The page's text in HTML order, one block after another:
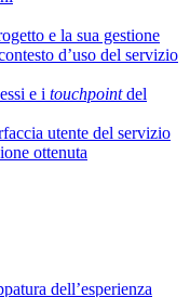
e la sua gestione
d’uso del servizio
e i touchpointdel
utente del servizio
ottenuta
dell’esperienza